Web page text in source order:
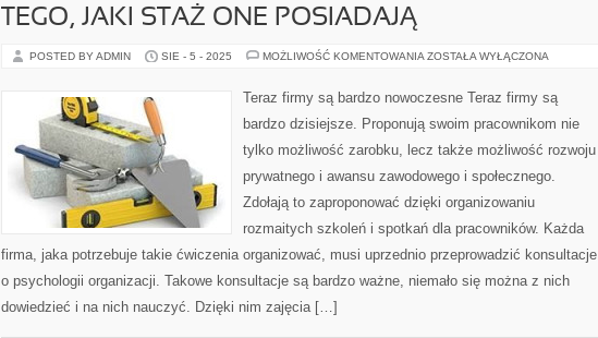
TEGO, JAKI STAŻ ONE POSIADAJĄ
POSTED BY ADMIN SIE - 5 - 2025 MOŻLIWOŚĆ KOMENTOWANIA UKŁADY
NIEZALEŻNIE
OD
JAKI
ONE
ZOSTAŁA WYŁĄCZONA
Teraz firmy są bardzo nowoczesne Teraz firmy są
bardzo dzisiejsze. Proponują swoim pracownikom nie
tylko możliwość zarobku, lecz także możliwość rozwoju
prywatnego i awansu zawodowego i społecznego.
Zdołają to zaproponować dzięki organizowaniu
rozmaitych szkoleń i spotkań dla pracowników. Każda
firma, jaka potrzebuje takie ćwiczenia organizować, musi uprzednio przeprowadzić konsultacje
o psychologii organizacji. Takowe konsultacje są bardzo ważne, niemało się można z nich
dowiedzieć i na nich nauczyć. Dzięki nim zajęcia […]